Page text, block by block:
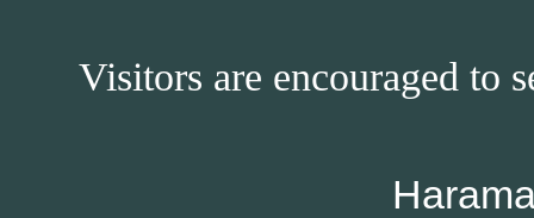
Visitors are encouraged to